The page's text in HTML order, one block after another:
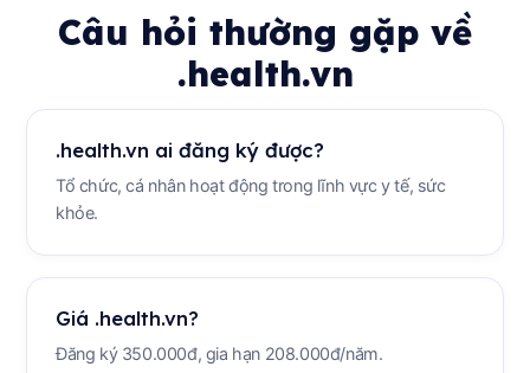
Câu hỏi thường gặp về
.health.vn
.health.vn ai đăng ký được?
Tổ chức, cá nhân hoạt động trong lĩnh vực y tế, sức
khỏe.
Giá .health.vn?
Đăng ký 350.000đ, gia hạn 208.000đ/năm.